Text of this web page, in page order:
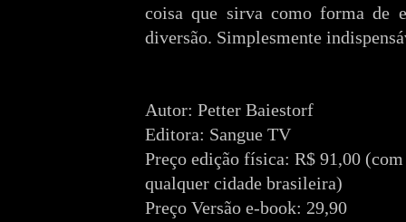
coisa que sirva como forma de
diversão. Simplesmente
Autor: Petter Baiestorf
Editora: Sangue TV
Preço edição física: R$ 91,00
qualquer cidade brasileira)
Preço Versão e-book: 29,90